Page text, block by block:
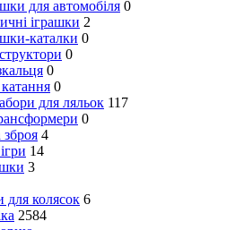
для автомобіля 0
іграшки 2
каталки 0
0
0
0
для ляльок 117
0
зброя 4
14
3
для колясок 6
2584